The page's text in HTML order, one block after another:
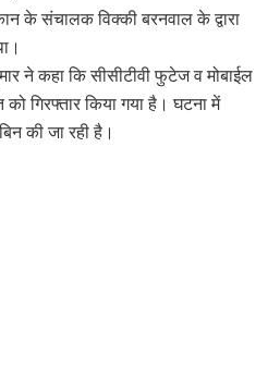
के संचालक विक्की बरनवाल के द्वारा
ने कहा कि सीसीटीवी फुटेज व मोबाईल
गिरफ्तार किया गया है। घटना में
की जा रही है।